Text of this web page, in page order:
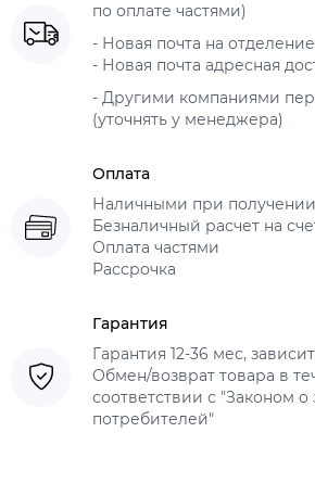
по оплате частями)
- Новая почта на отделение
- Новая почта адресная
- Другими компаниями
(уточнять у менеджера)
Оплата
Наличными при получении
Безналичный расчет на
Оплата частями
Рассрочка
Гарантия
Гарантия 12-36 мес,
Обмен/возврат товара в
соответствии с "Законом
потребителей"